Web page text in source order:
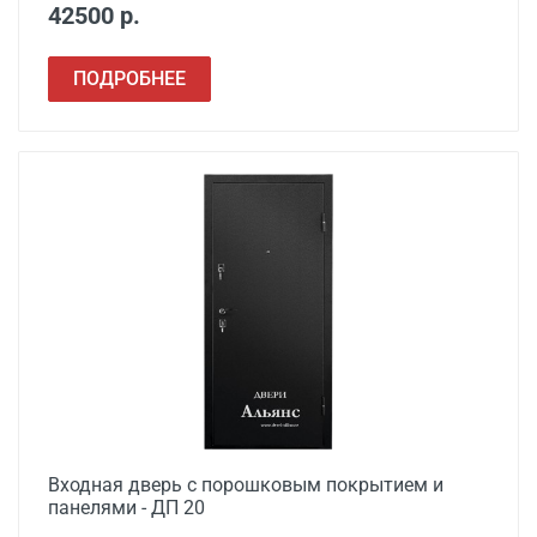
42500 р.
ПОДРОБНЕЕ
Входная дверь с порошковым покрытием и
панелями - ДП 20